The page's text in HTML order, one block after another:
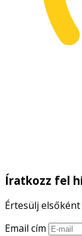
Íratkozz fel
Értesülj
Email cím